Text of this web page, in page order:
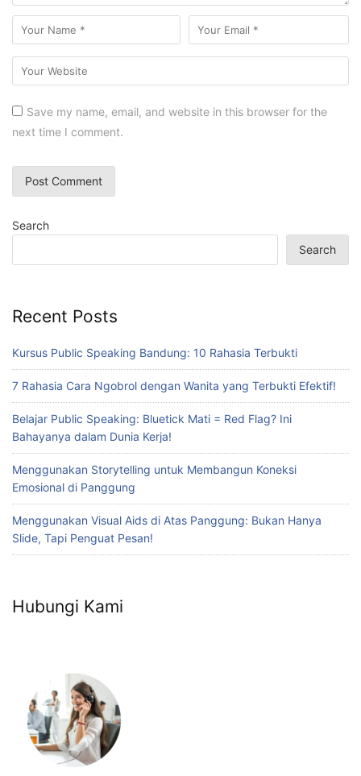
Save my name, email, and website in this browser for the
next time I comment.
Search
Search
Recent Posts
Kursus Public Speaking Bandung: 10 Rahasia Terbukti
7 Rahasia Cara Ngobrol dengan Wanita yang Terbukti Efektif!
Belajar Public Speaking: Bluetick Mati = Red Flag? Ini
Bahayanya dalam Dunia Kerja!
Menggunakan Storytelling untuk Membangun Koneksi
Emosional di Panggung
Menggunakan Visual Aids di Atas Panggung: Bukan Hanya
Slide, Tapi Penguat Pesan!
Hubungi Kami